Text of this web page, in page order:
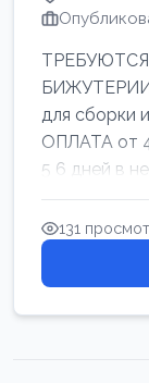
БИЖУТЕРИИ!
для сборки
ОПЛАТА от
5 6 дней в
131